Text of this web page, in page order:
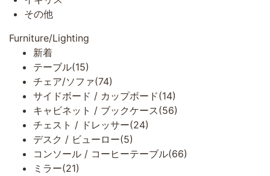
その他
Furniture/Lighting
新着
テーブル(15)
チェア/ソファ(74)
サイドボード / カップボード(14)
キャビネット / ブックケース(56)
チェスト / ドレッサー(24)
デスク / ビューロー(5)
コンソール / コーヒーテーブル(66)
ミラー(21)